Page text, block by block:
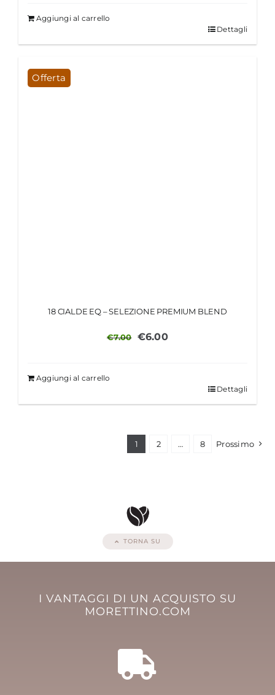
€7.00.€6.50.
Aggiungi al carrello
Dettagli
Offerta
18 CIALDE EQ – SELEZIONE PREMIUM BLEND
€7.00
Il
€7.00.
€6.00Il
€6.00.
Aggiungi al carrello
Dettagli
1 2 … 8 Prossimo
TORNA SU
I VANTAGGI DI UN ACQUISTO SU
MORETTINO.COM